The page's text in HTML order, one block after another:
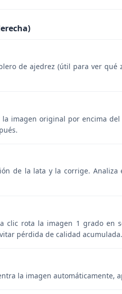
de ajedrez (útil para ver
imagen original por encima
de la lata y la corrige.
clic rota la imagen 1 grado en
pérdida de calidad acumulada.
la imagen automáticamente,